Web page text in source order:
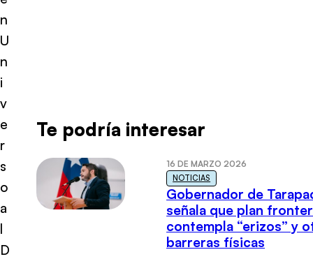
n
U
n
i
v
e
r
s
o
a
l
D
Te podría interesar
16 DE MARZO 2026
NOTICIAS
Gobernador de
señala que plan
contempla “erizos” y
barreras físicas